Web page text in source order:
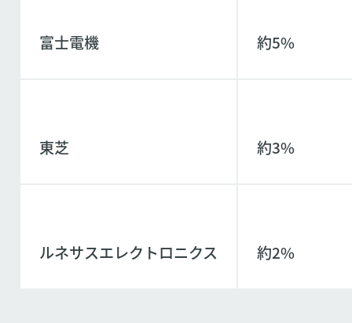
富士電機 約5%
東芝 約3%
ルネサスエレクトロニクス 約2%